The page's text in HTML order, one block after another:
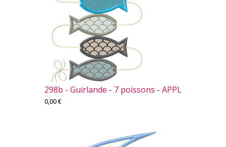
298b - Guirlande - 7 poissons - APPL
0,00€